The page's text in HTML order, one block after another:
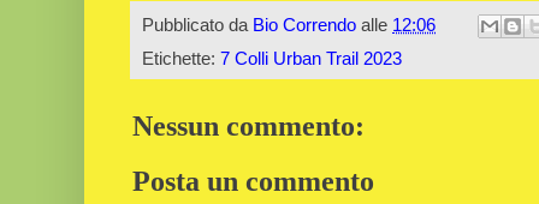
Pubblicato da Bio Correndo alle 12:06
Etichette: 7 Colli Urban Trail 2023
Nessun commento:
Posta un commento